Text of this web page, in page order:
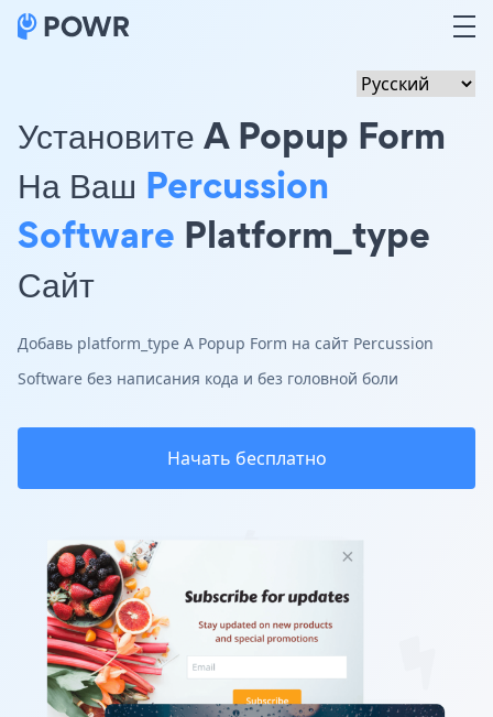
Установите A Popup Form
На Ваш Percussion
Software Platform_type
Сайт
Добавь platform_type A Popup Form на сайт Percussion
Software без написания кода и без головной боли
Начать бесплатно